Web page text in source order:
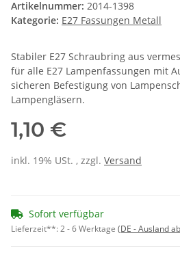
Artikelnummer: 2014-1398
Kategorie: E27 Fassungen Metall
Stabiler E27 Schraubring aus
für alle E27 Lampenfassungen mit
sicheren Befestigung von
Lampengläsern.
1,10 €
inkl. 19% USt. , zzgl. Versand
Sofort verfügbar
Lieferzeit**:2 - 6 Werktage (DE - Ausland